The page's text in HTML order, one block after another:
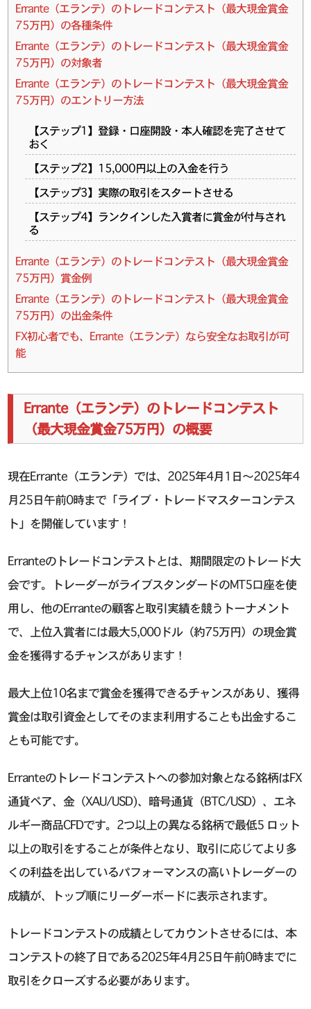
Errante（エランテ）のトレードコンテスト（最大現金賞金
75万円）の各種条件
Errante（エランテ）のトレードコンテスト（最大現金賞金
75万円）の対象者
Errante（エランテ）のトレードコンテスト（最大現金賞金
75万円）のエントリー方法
【ステップ1】登録・口座開設・本人確認を完了させて
おく
【ステップ2】15,000円以上の入金を行う
【ステップ3】実際の取引をスタートさせる
【ステップ4】ランクインした入賞者に賞金が付与され
る
Errante（エランテ）のトレードコンテスト（最大現金賞金
75万円）賞金例
Errante（エランテ）のトレードコンテスト（最大現金賞金
75万円）の出金条件
FX初心者でも、Errante（エランテ）なら安全なお取引が可
能
Errante（エランテ）のトレードコンテスト
（最大現金賞金75万円）の概要
現在Errante（エランテ）では、2025年4月1日～2025年4
月25日午前0時まで「ライブ・トレードマスターコンテス
ト」を開催しています！
Erranteのトレードコンテストとは、期間限定のトレード大
会です。トレーダーがライブスタンダードのMT5口座を使
用し、他のErranteの顧客と取引実績を競うトーナメント
で、上位入賞者には最大5,000ドル（約75万円）の現金賞
金を獲得するチャンスがあります！
最大上位10名まで賞金を獲得できるチャンスがあり、獲得
賞金は取引資金としてそのまま利用することも出金するこ
とも可能です。
Erranteのトレードコンテストへの参加対象となる銘柄はFX
通貨ペア、金（XAU/USD)、暗号通貨（BTC/USD）、エネ
ルギー商品CFDです。2つ以上の異なる銘柄で最低5 ロット
以上の取引をすることが条件となり、取引に応じてより多
くの利益を出しているパフォーマンスの高いトレーダーの
成績が、トップ順にリーダーボードに表示されます。
トレードコンテストの成績としてカウントさせるには、本
コンテストの終了日である2025年4月25日午前0時までに
取引をクローズする必要があります。